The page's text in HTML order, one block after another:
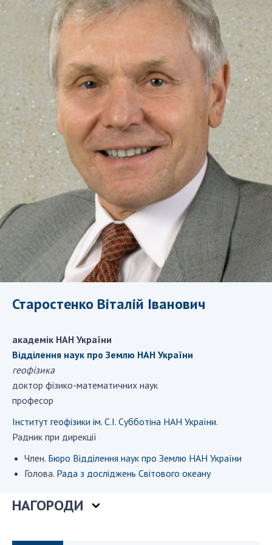
СТРУКТУРА
Президія НАН України
Апарат Президії
Секція фізико-технічних і математичних
наук
Секція хімічних і біологічних наук
Секція суспільних і гуманітарних наук
Установи при Президії
Ради, комітети та комісії
Наукові центри МОН та НАН України
Громадські організації
ДІЯЛЬНІСТЬ
Сесії Загальних зборів НАН України
Річні звіти НАН України
Річні фінансові звіти НАН України
Наукові публікації та видавнича діяльність
Охорона прав інтелектуальної власності та
трансфер технологій в наукових установах
Наукові об'єкти, що становлять національне
надбання
Центри колективного користування
Оцінювання ефективності діяльності
наукових установ
Старостенко Віталій Іванович
академік НАН України
Відділення наук про Землю НАН України
геофізика
доктор фізико-математичних наук
професор
Інститут геофізики ім. С.І. Субботіна НАН України.
Радник при дирекції
Член. Бюро Відділення наук про Землю НАН України
Голова. Рада з досліджень Світового океану
НАГОРОДИ